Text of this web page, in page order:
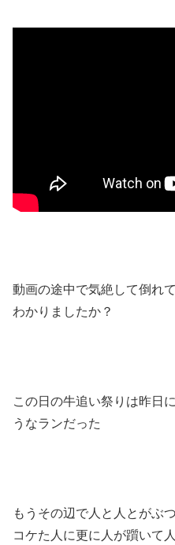
動画の途中で気絶して倒れ
わかりましたか？
この日の牛追い祭りは昨日
うなランだった
もうその辺で人と人とがぶ
コケた人に更に人が躓いて